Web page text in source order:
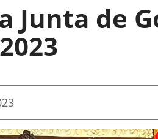
Junta de